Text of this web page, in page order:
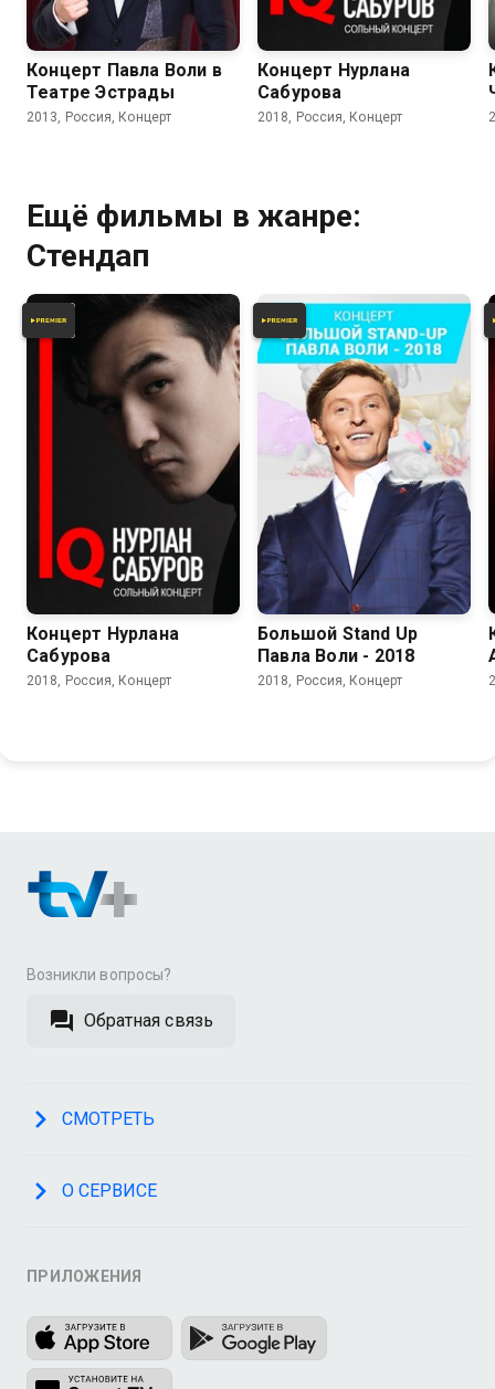
Концерт Павла Воли в
Театре Эстрады
2013, Россия, Концерт
6.5
Концерт Нурлана
Сабурова
2018, Россия, Концерт
Ещё фильмы в жанре:
Стендап
6.5
Концерт Нурлана
Сабурова
2018, Россия, Концерт
Большой Stand Up
Павла Воли - 2018
2018, Россия, Концерт
Возникли вопросы?
Обратная связь
СМОТРЕТЬ
О СЕРВИСЕ
ПРИЛОЖЕНИЯ